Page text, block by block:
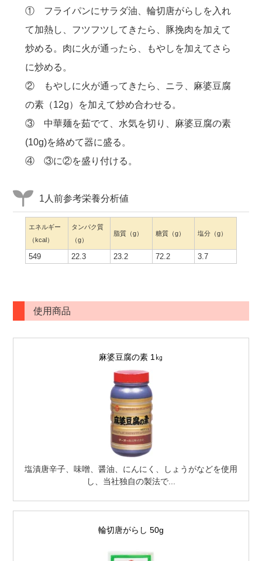
① フライパンにサラダ油、輪切唐がらしを入れ
て加熱し、フツフツしてきたら、豚挽肉を加えて
炒める。肉に火が通ったら、もやしを加えてさら
に炒める。
② もやしに火が通ってきたら、ニラ、麻婆豆腐
の素（12g）を加えて炒め合わせる。
③ 中華麺を茹でて、水気を切り、麻婆豆腐の素
(10g)を絡めて器に盛る。
④ ③に②を盛り付ける。
1人前参考栄養分析値
エネルギー
（kcal）
タンパク質
（g）
脂質（g） 糖質（g） 塩分（g）
549 22.3 23.2 72.2 3.7
使用商品
麻婆豆腐の素 1㎏
塩漬唐辛子、味噌、醤油、にんにく、しょうがなどを使用
し、当社独自の製法で...
輪切唐がらし 50g